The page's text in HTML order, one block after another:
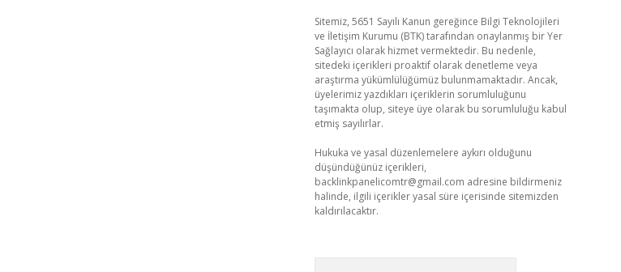
Sitemiz, 5651 Sayılı Kanun gereğince Bilgi Teknolojileri
ve İletişim Kurumu (BTK) tarafından onaylanmış bir Yer
Sağlayıcı olarak hizmet vermektedir. Bu nedenle,
sitedeki içerikleri proaktif olarak denetleme veya
araştırma yükümlülüğümüz bulunmamaktadır. Ancak,
üyelerimiz yazdıkları içeriklerin sorumluluğunu
taşımakta olup, siteye üye olarak bu sorumluluğu kabul
etmiş sayılırlar.
Hukuka ve yasal düzenlemelere aykırı olduğunu
düşündüğünüz içerikleri,
backlinkpanelicomtr@gmail.com adresine bildirmeniz
halinde, ilgili içerikler yasal süre içerisinde sitemizden
kaldırılacaktır.